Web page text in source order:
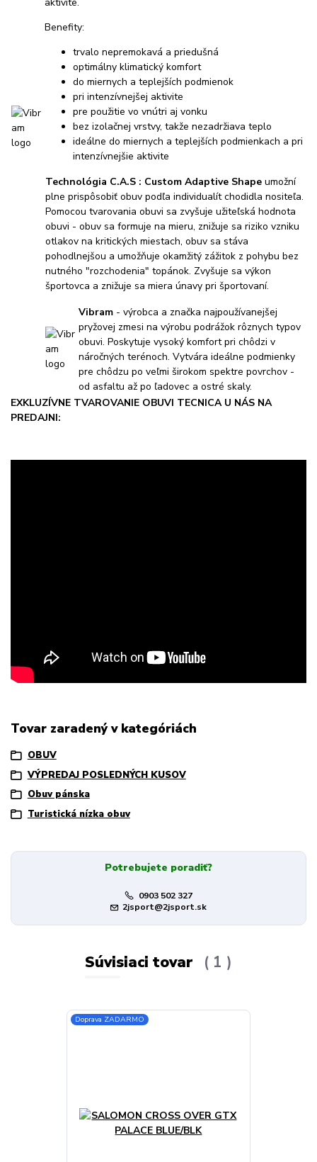
Benefity:
trvalo nepremokavá a priedušná
optimálny klimatický komfort
do miernych a teplejších podmienok
pri intenzívnejšej aktivite
pre použitie vo vnútri aj vonku
bez izolačnej vrstvy, takže nezadržiava teplo
ideálne do miernych a teplejších podmienkach a pri
intenzívnejšie aktivite
Technológia C.A.S : Custom Adaptive Shape umožní
plne prispôsobiť obuv podľa individualít chodidla nositeľa.
Pomocou tvarovania obuvi sa zvyšuje užiteľská hodnota
obuvi - obuv sa formuje na mieru, znižuje sa riziko vzniku
otlakov na kritických miestach, obuv sa stáva
pohodlnejšou a umožňuje okamžitý zážitok z pohybu bez
nutného "rozchodenia" topánok. Zvyšuje sa výkon
športovca a znižuje sa miera únavy pri športovaní.
Vibram - výrobca a značka najpoužívanejšej
pryžovej zmesi na výrobu podrážok rôznych typov
obuvi. Poskytuje vysoký komfort pri chôdzi v
náročných terénoch. Vytvára ideálne podmienky
pre chôdzu po veľmi širokom spektre povrchov -
od asfaltu až po ľadovec a ostré skaly.
EXKLUZÍVNE TVAROVANIE OBUVI TECNICA U NÁS NA
PREDAJNI:
Tovar zaradený v kategóriách
OBUV
VÝPREDAJ POSLEDNÝCH KUSOV
Obuv pánska
Turistická nízka obuv
Potrebujete poradiť?
0903 502 327
2jsport@2jsport.sk
Súvisiaci tovar 1
Doprava ZADARMO